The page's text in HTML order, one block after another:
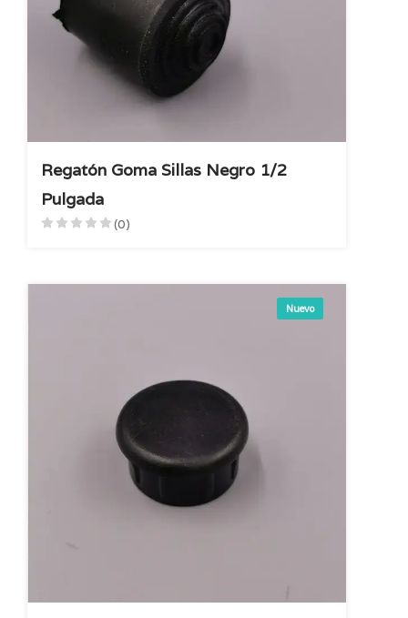
Regatón Goma Sillas Negro 1/2
Pulgada
(0)
Nuevo